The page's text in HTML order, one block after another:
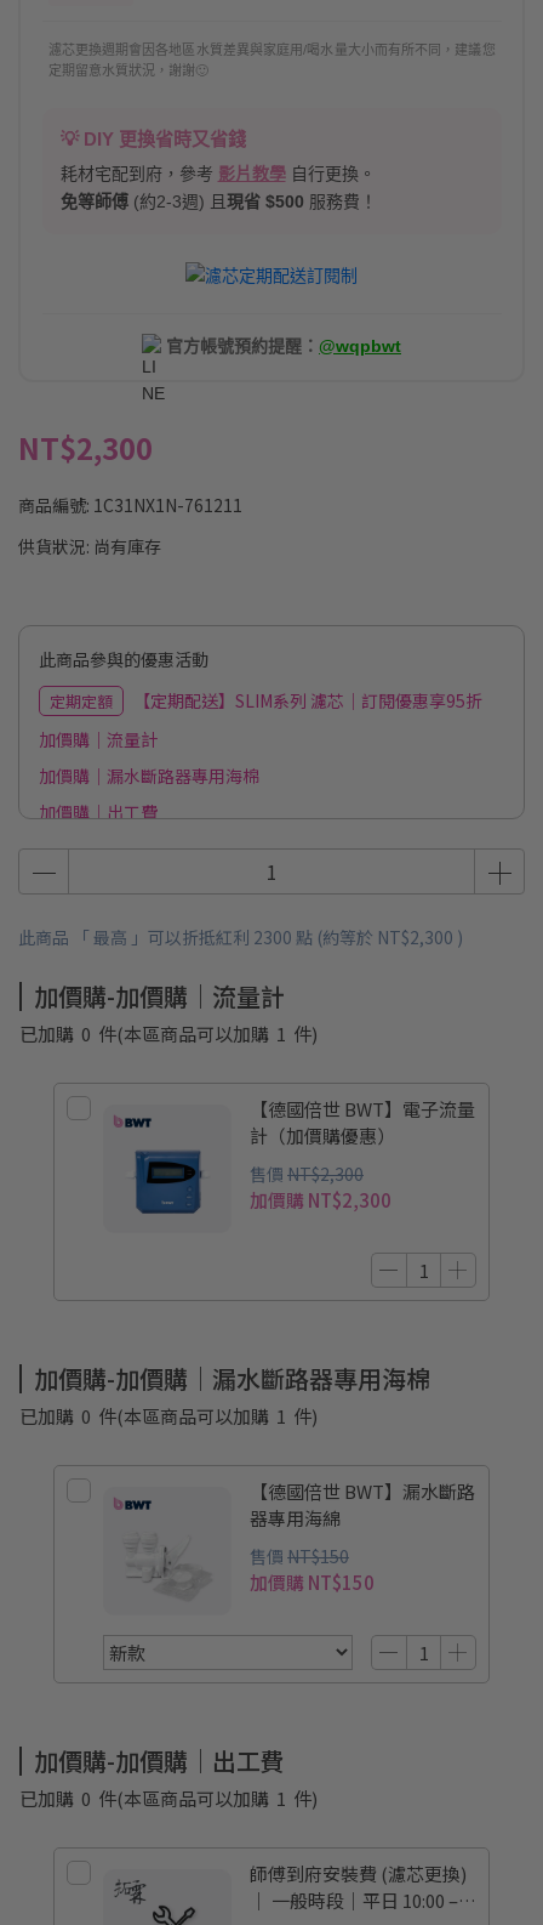
濾芯更換週期會因各地區水質差異與家庭用/喝水量大小而有所不同，建議您
定期留意水質狀況，謝謝🙂
💡 DIY 更換省時又省錢
耗材宅配到府，參考 影片教學自行更換。
免等師傅(約2-3週) 且現省 $500 服務費！
官方帳號預約提醒： @wqpbwt
NT$2,300
商品編號: 1C31NX1N-761211
供貨狀況: 尚有庫存
此商品參與的優惠活動
定期定額
【定期配送】SLIM系列 濾芯｜訂閱優惠享95折
加價購｜流量計
加價購｜漏水斷路器專用海棉
加價購｜出工費
此商品 「 最高 」可以折抵紅利 2300 點 (約等於 NT$2,300 )
加價購-加價購｜流量計
已加購 0 件(本區商品可以加購 1 件)
【德國倍世 BWT】電子流量
計（加價購優惠）
售價 NT$2,300
加價購 NT$2,300
加價購-加價購｜漏水斷路器專用海棉
已加購 0 件(本區商品可以加購 1 件)
【德國倍世 BWT】漏水斷路
器專用海綿
售價 NT$150
加價購 NT$150
加價購-加價購｜出工費
已加購 0 件(本區商品可以加購 1 件)
師傅到府安裝費 (濾芯更換)
｜ 一般時段｜平日 10:00 –